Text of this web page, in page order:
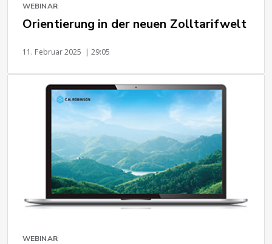
WEBINAR
Orientierung in der neuen Zolltarifwelt
11. Februar 2025 | 29:05
WEBINAR